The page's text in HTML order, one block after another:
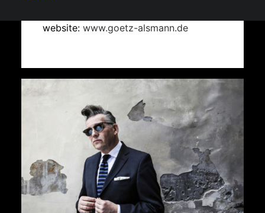
website: www.goetz-alsmann.de